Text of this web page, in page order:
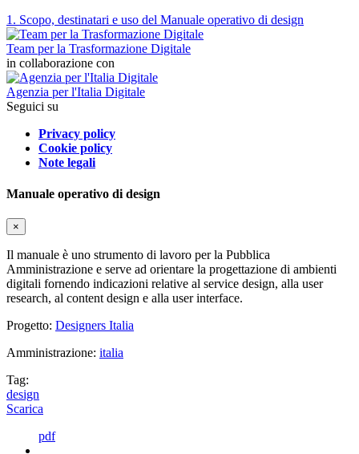
1. Scopo, destinatari e uso del Manuale operativo di design
Team per la Trasformazione Digitale
in collaborazione con
Agenzia per l'Italia Digitale
Seguici su
Privacy policy
Cookie policy
Note legali
Manuale operativo di design
×
Il manuale è uno strumento di lavoro per la Pubblica
Amministrazione e serve ad orientare la progettazione di ambienti
digitali fornendo indicazioni relative al service design, alla user
research, al content design e alla user interface.
Progetto: Designers Italia
Amministrazione: italia
Tag:
design
Scarica
pdf